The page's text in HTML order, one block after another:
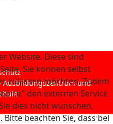
Ausbildungszentrum und
Website. Diese sind
Sie können selbst
zulassen möchten. Zudem
den externen Service
dies nicht wünschen,
beachten Sie, dass bei